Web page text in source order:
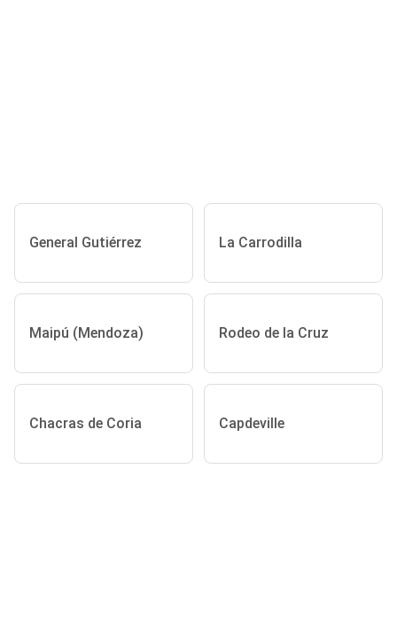
General Gutiérrez La Carrodilla
Maipú (Mendoza) Rodeo de la Cruz
Chacras de Coria Capdeville